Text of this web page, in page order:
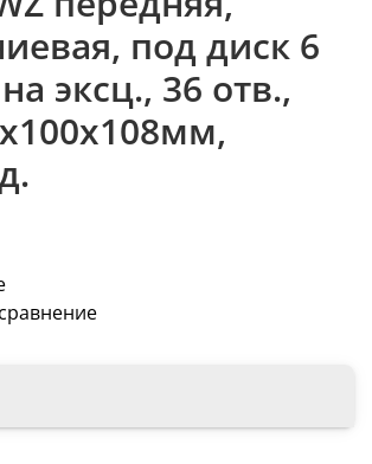
под диск 6
эксц., 36 отв.,